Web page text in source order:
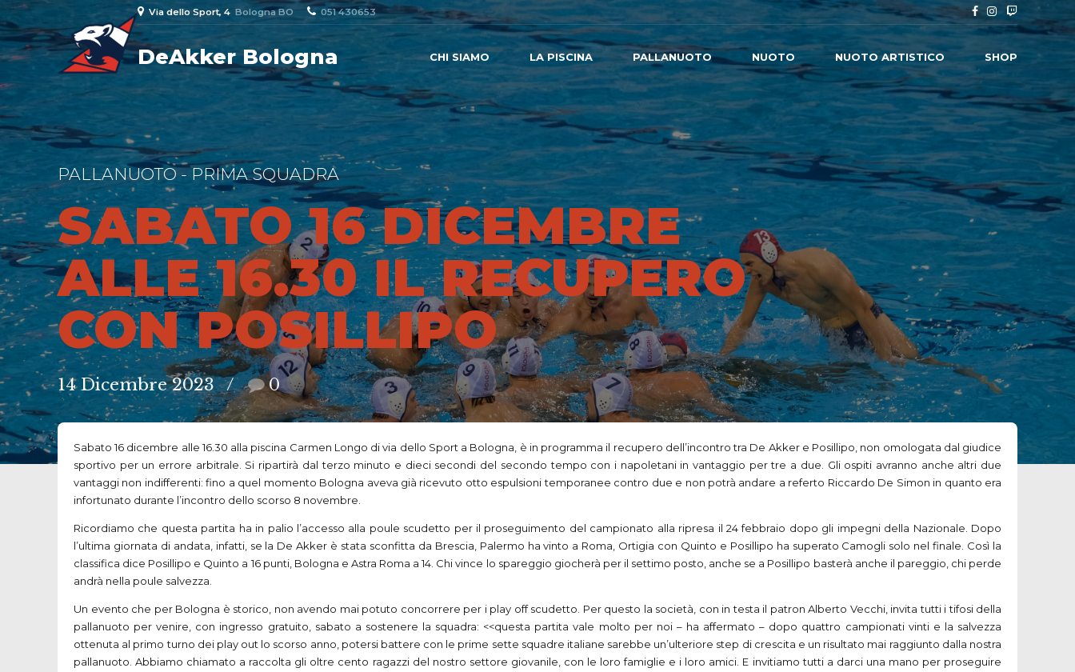
Via dello Sport, 4 Bologna BO 051 430653
DeAkker Bologna CHI SIAMO LA PISCINA PALLANUOTO NUOTO NUOTO ARTISTICO SHOP
PALLANUOTO - PRIMA SQUADRA
SABATO 16 DICEMBRE
ALLE 16.30 IL RECUPERO
CON POSILLIPO
14 Dicembre 2023 0
Sabato 16 dicembre alle 16.30 alla piscina Carmen Longo di via dello Sport a Bologna, è in programma il recupero dell’incontro tra De Akker e Posillipo, non omologata dal giudice
sportivo per un errore arbitrale. Si ripartirà dal terzo minuto e dieci secondi del secondo tempo con i napoletani in vantaggio per tre a due. Gli ospiti avranno anche altri due
vantaggi non indifferenti: fino a quel momento Bologna aveva già ricevuto otto espulsioni temporanee contro due e non potrà andare a referto Riccardo De Simon in quanto era
infortunato durante l’incontro dello scorso 8 novembre.
Ricordiamo che questa partita ha in palio l’accesso alla poule scudetto per il proseguimento del campionato alla ripresa il 24 febbraio dopo gli impegni della Nazionale. Dopo
l’ultima giornata di andata, infatti, se la De Akker è stata sconfitta da Brescia, Palermo ha vinto a Roma, Ortigia con Quinto e Posillipo ha superato Camogli solo nel finale. Così la
classifica dice Posillipo e Quinto a 16 punti, Bologna e Astra Roma a 14. Chi vince lo spareggio giocherà per il settimo posto, anche se a Posillipo basterà anche il pareggio, chi perde
andrà nella poule salvezza.
Un evento che per Bologna è storico, non avendo mai potuto concorrere per i play off scudetto. Per questo la società, con in testa il patron Alberto Vecchi, invita tutti i tifosi della
pallanuoto per venire, con ingresso gratuito, sabato a sostenere la squadra: <<questa partita vale molto per noi – ha affermato – dopo quattro campionati vinti e la salvezza
ottenuta al primo turno dei play out lo scorso anno, potersi battere con le prime sette squadre italiane sarebbe un’ulteriore step di crescita e un risultato mai raggiunto dalla nostra
pallanuoto. Abbiamo chiamato a raccolta gli oltre cento ragazzi del nostro settore giovanile, con le loro famiglie e i loro amici. E invitiamo tutti a darci una mano per proseguire